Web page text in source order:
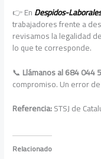
👉 EnDespidos-
trabajadores frente a
revisamos la legalidad
lo que te corresponde.
📞 Llámanos al 684 044
compromiso. Un error
Referencia:STSJ de
Relacionado